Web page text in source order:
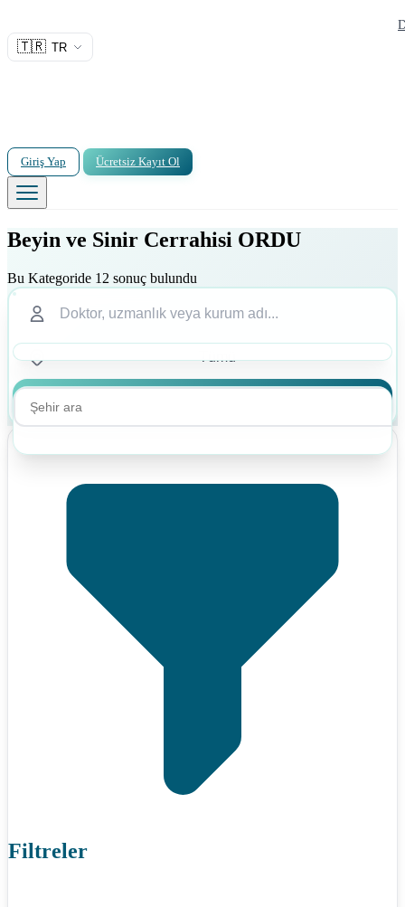
🇹🇷 TR
Giriş Yap Ücretsiz Kayıt Ol
Beyin ve Sinir Cerrahisi ORDU
Bu Kategoride 12 sonuç bulundu
Filtreler